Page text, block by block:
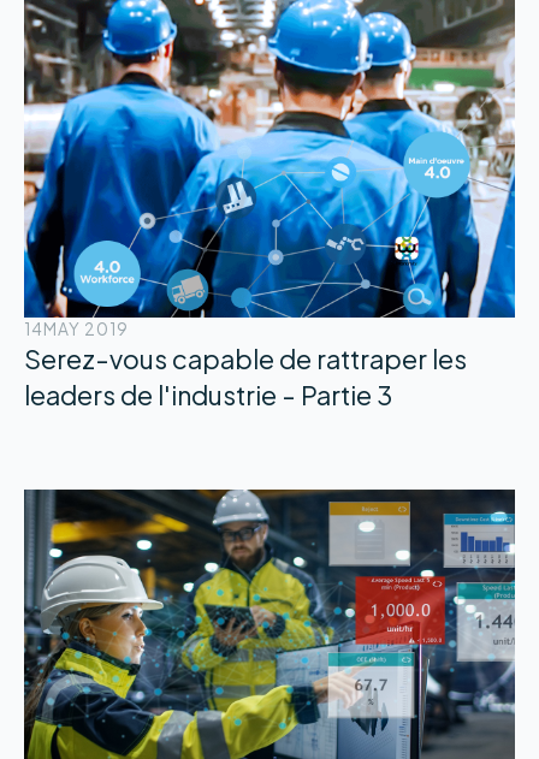
14MAY 2019
Serez-vous capable de rattraper les
leaders de l'industrie - Partie 3